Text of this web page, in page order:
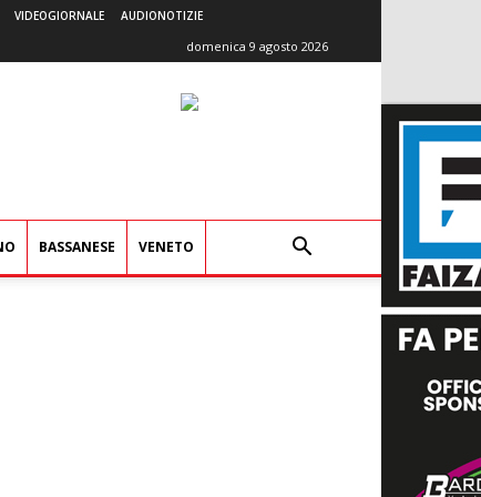
VIDEOGIORNALE AUDIONOTIZIE
domenica 9 agosto 2026
BASSANESE VENETO